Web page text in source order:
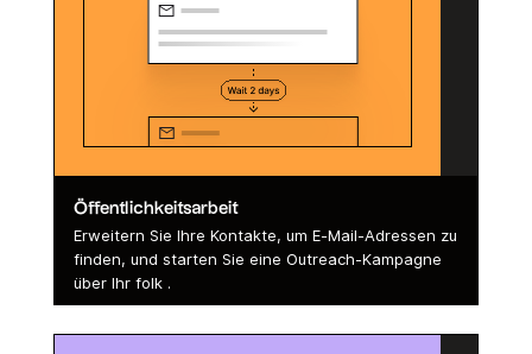
Öffentlichkeitsarbeit
Erweitern Sie Ihre Kontakte, um E-Mail-Adressen zu
finden, und starten Sie eine Outreach-Kampagne
über Ihr folk .